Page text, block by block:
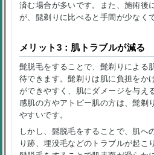
済む場合が多いです。また、施術後
が、髭剃りに比べると手間が少なく
メリット3：肌トラブルが減る
髭脱毛をすることで、髭剃りによる
待できます。髭剃りは肌に負担をか
ができやすく、肌にダメージを与え
感肌の方やアトピー肌の方は、髭剃
やすいです。
しかし、髭脱毛をすることで、肌へ
り跡、埋没毛などのトラブルが起こ